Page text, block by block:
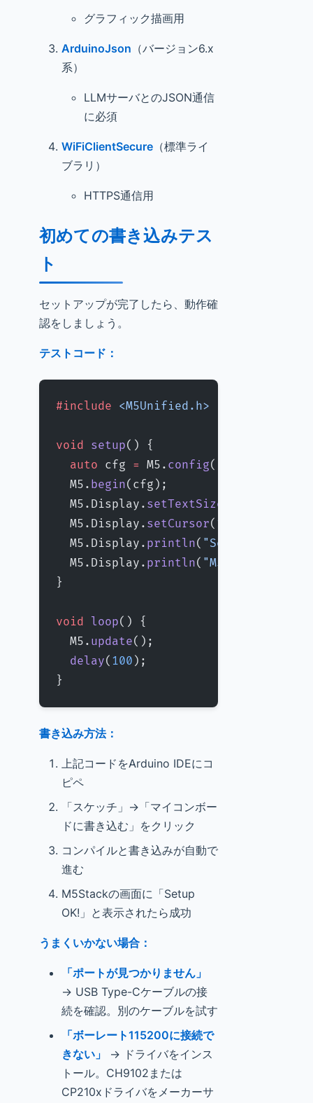
グラフィック描画用
ArduinoJson （バージョン6.x
系）
LLMサーバとのJSON通信
に必須
WiFiClientSecure （標準ライ
ブラリ）
HTTPS通信用
初めての書き込みテス
ト
セットアップが完了したら、動作確
認をしましょう。
テストコード：
#include <M5Unified.h>
void setup() {
  auto
cfg = M5. config();
  M5.
begin(cfg);
  M5.Display.
setTextSize
  M5.Display.
setCursor( 10
  M5.Display.
println( "Setup OK!"
  M5.Display.
println( "M5Stack is
}
void loop() {
  M5.
update();
  delay
( 100 );
}
書き込み方法：
上記コードをArduino IDEにコ
ピペ
「スケッチ」→「マイコンボー
ドに書き込む」をクリック
コンパイルと書き込みが自動で
進む
M5Stackの画面に「Setup
OK!」と表示されたら成功
うまくいかない場合：
「ポートが見つかりません」
→ USB Type-Cケーブルの接
続を確認。別のケーブルを試す
「ボーレート115200に接続で
きない」
→ ドライバをインス
トール。CH9102または
CP210xドライバをメーカーサ